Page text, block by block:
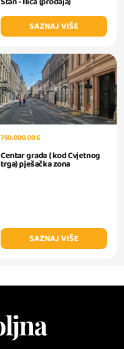
SAZNAJ VIŠE
750.000,00 €
Centar grada ( kod Cvjetnog
trga) pješačka zona
SAZNAJ VIŠE